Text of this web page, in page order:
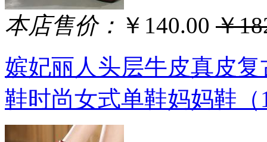
本店售价： ￥140.00 ￥
嫔妃丽人头层牛皮真皮
鞋时尚女式单鞋妈妈鞋（